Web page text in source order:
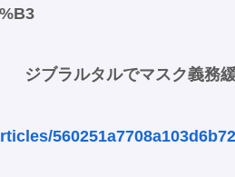
ジブラルタルでマスク義務